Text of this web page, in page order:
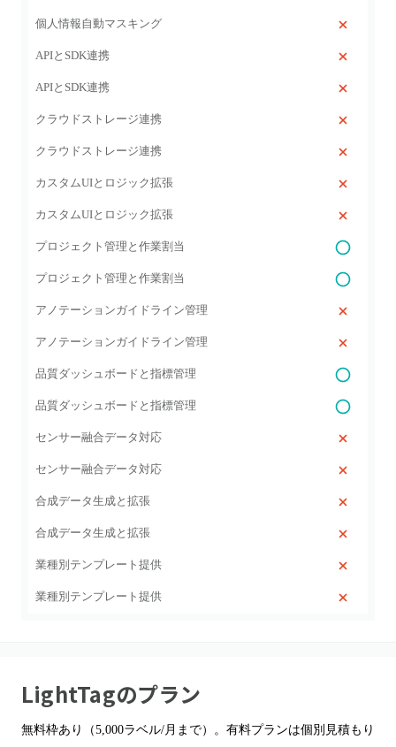
個人情報自動マスキング
APIとSDK連携
APIとSDK連携
クラウドストレージ連携
クラウドストレージ連携
カスタムUIとロジック拡張
カスタムUIとロジック拡張
プロジェクト管理と作業割当
プロジェクト管理と作業割当
アノテーションガイドライン管理
アノテーションガイドライン管理
品質ダッシュボードと指標管理
品質ダッシュボードと指標管理
センサー融合データ対応
センサー融合データ対応
合成データ生成と拡張
合成データ生成と拡張
業種別テンプレート提供
業種別テンプレート提供
LightTagのプラン
無料枠あり（5,000ラベル/月まで）。有料プランは個別見積もり。